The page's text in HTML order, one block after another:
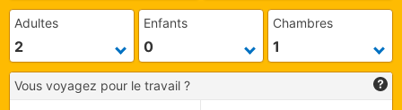
Adultes Enfants Chambres
Vous voyagez pour le travail ?